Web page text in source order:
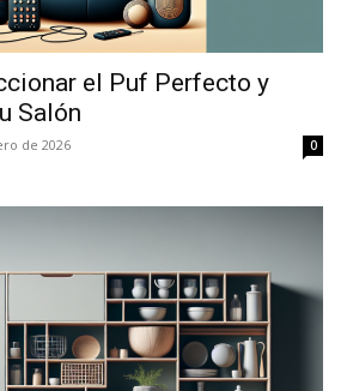
el Puf Perfecto y
Salón
de 2026 0